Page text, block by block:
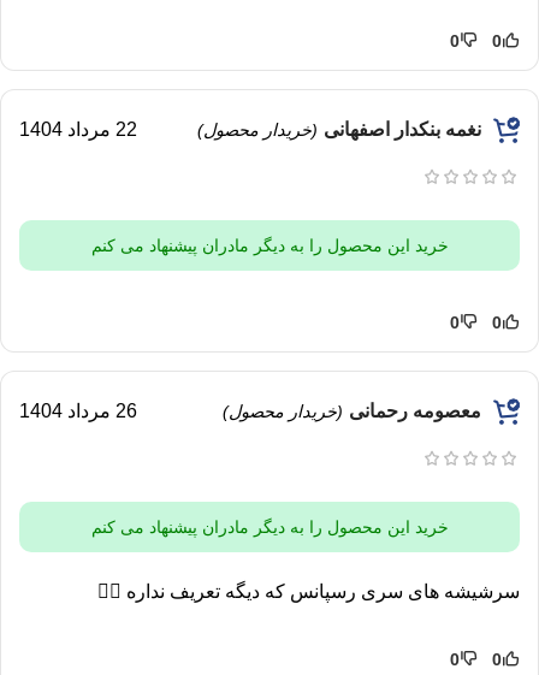
0
0
نغمه بنکدار اصفهانی (خریدار محصول) 22 مرداد 1404
خرید این محصول را به دیگر مادران پیشنهاد می کنم
0
0
معصومه رحمانی (خریدار محصول) 26 مرداد 1404
خرید این محصول را به دیگر مادران پیشنهاد می کنم
سرشیشه های سری رسپانس که دیگه تعریف نداره 👌🏻
0
0